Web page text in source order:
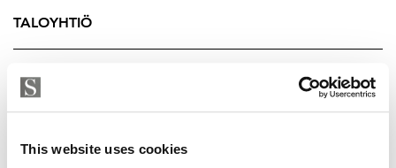
This website uses cookies
viehättävät kadut, puistot ja merenranta ovat kaikki
vain muutaman askeleen päässä. Tämä koti tarjoaa
mahdollisuuden yhdistää historiallinen tunnelma, arjen
toimivuus ja arvostettu sijainti yhdeksi
katua.
TALOYHTIÖ
YRITYKSEN TIEDOT